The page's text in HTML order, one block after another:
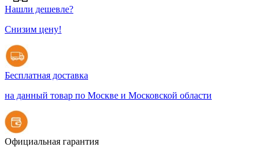
Нашли дешевле?
Снизим цену!
Бесплатная доставка
на данный товар по Москве и Московской области
Официальная гарантия